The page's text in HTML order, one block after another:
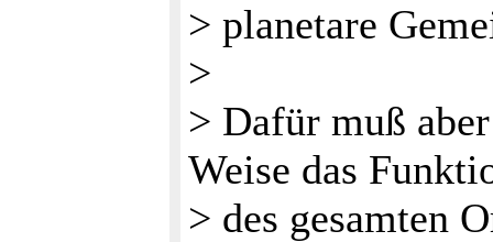
> planetare
>
> Dafür muß
Weise das
> des gesamten